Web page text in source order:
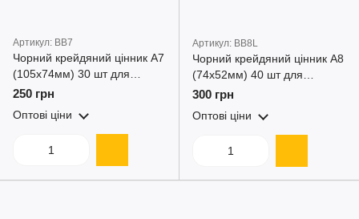
Артикул: BB7
Чорний крейдяний цінник A7
(105х74мм) 30 шт для
магазинів та кафе /
маркером та крейдою
250 грн
Оптові ціни
Артикул: BB8L
Чорний крейдяний цінник A8
(74х52мм) 40 шт для
магазинів та кафе /
маркером та крейдою
300 грн
Оптові ціни